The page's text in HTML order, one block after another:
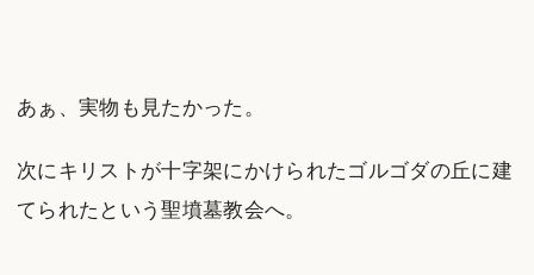
あぁ、実物も見たかった。
次にキリストが十字架にかけられたゴルゴダの丘に建
てられたという聖墳墓教会へ。